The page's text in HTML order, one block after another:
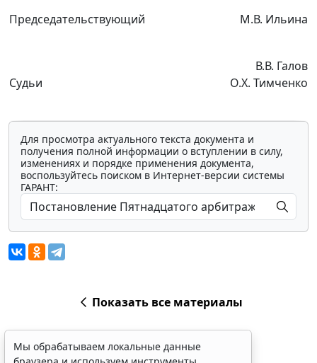
Председательствующий М.В. Ильина
Судьи
В.В. Галов
О.Х. Тимченко
Для просмотра актуального текста документа и
получения полной информации о вступлении в силу,
изменениях и порядке применения документа,
воспользуйтесь поиском в Интернет-версии системы
ГАРАНТ:
Показать все материалы
Мы обрабатываем локальные данные